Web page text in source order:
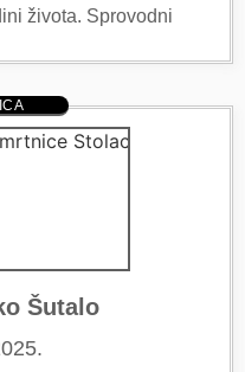
života. Sprovodni
Šutalo